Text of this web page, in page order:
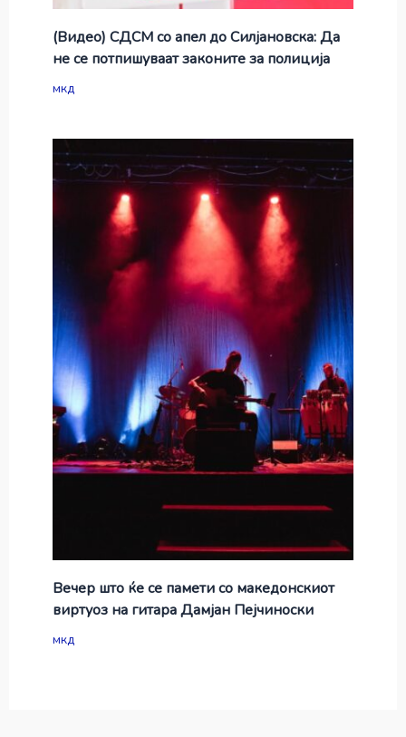
(Видео) СДСМ со апел до Силјановска: Да
не се потпишуваат законите за полиција
мкд
Вечер што ќе се памети со македонскиот
виртуоз на гитара Дамјан Пејчиноски
мкд